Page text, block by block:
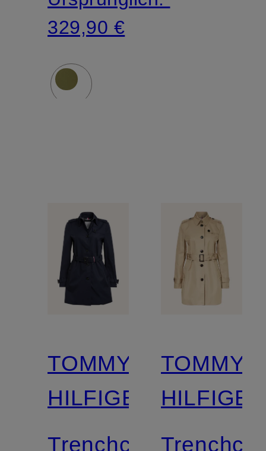
329,90 €
TOMMY
HILFIGER
Trenchcoat
TOMMY